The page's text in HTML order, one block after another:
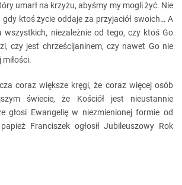
umarł na krzyżu, abyśmy my mogli żyć. Nie
gdy ktoś życie oddaje za przyjaciół swoich… A
wszystkich, niezależnie od tego, czy ktoś Go
czy jest chrześcijaninem, czy nawet Go nie
coraz większe kręgi, że coraz więcej osób
świecie, że Kościół jest nieustannie
głosi Ewangelię w niezmienionej formie od
Franciszek ogłosił Jubileuszowy Rok